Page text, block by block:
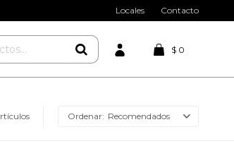
$ 0
Locales Contacto
Recomendados